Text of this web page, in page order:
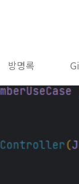
방명록